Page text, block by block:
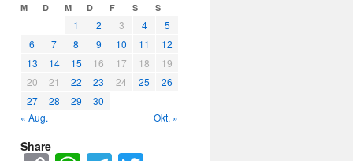
M D M D F S S
1 2 3 4
5
6
7 8 9 10 11
12
13
14 15 16 17 18
19
20
21 22 23 24 25
26
27
28 29
30
« Aug.
Okt. »
Share